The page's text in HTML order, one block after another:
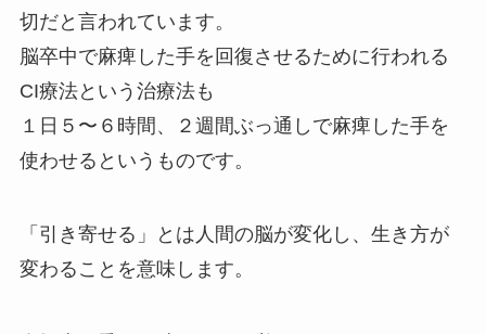
切だと言われています。
脳卒中で麻痺した手を回復させるために行われる
CI療法という治療法も
１日５〜６時間、２週間ぶっ通しで麻痺した手を
使わせるというものです。
「引き寄せる」とは人間の脳が変化し、生き方が
変わることを意味します。